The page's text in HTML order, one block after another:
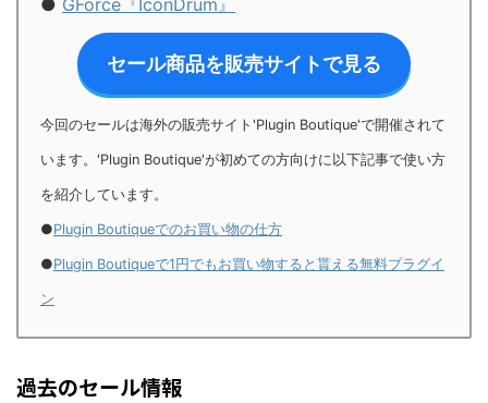
● GForce『IconDrum』
セール商品を販売サイトで見る
今回のセールは海外の販売サイト'Plugin Boutique'で開催されて
います。'Plugin Boutique'が初めての方向けに以下記事で使い方
を紹介しています。
●Plugin Boutiqueでのお買い物の仕方
●Plugin Boutiqueで1円でもお買い物すると貰える無料プラグイ
ン
過去のセール情報